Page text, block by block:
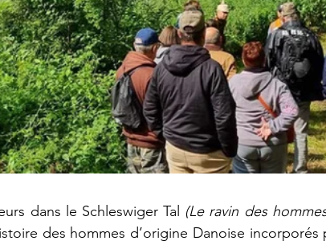
dans le Schleswiger Tal
des hommes d’origine Danoise incorporés